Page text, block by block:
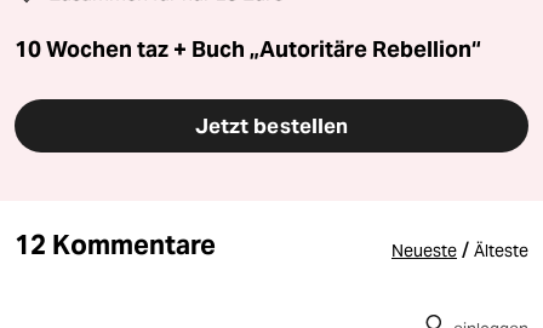
10 Wochen taz + Buch „Autoritäre Rebellion“
Jetzt bestellen
12 Kommentare Neueste / Älteste